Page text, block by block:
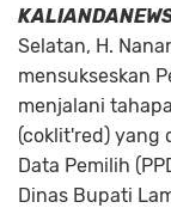
Selatan, H.
mensukseskan
menjalani
(coklit'red) yang
Data Pemilih
Dinas Bupati